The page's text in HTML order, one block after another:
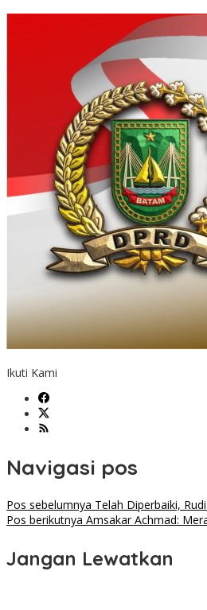
Ikuti Kami
Navigasi pos
Pos sebelumnya Telah Diperbaiki,
Pos berikutnya Amsakar Achmad:
Jangan Lewatkan